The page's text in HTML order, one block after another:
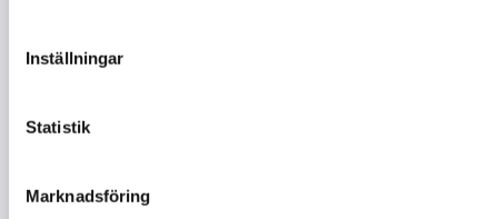
Inställningar
Statistik
Marknadsföring